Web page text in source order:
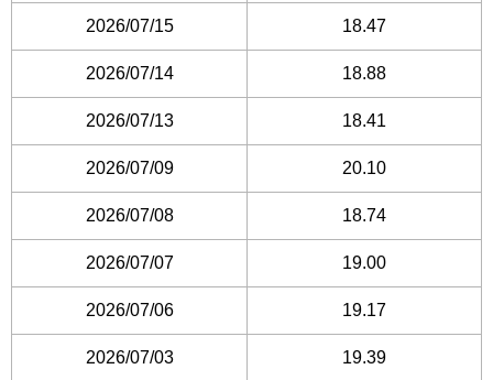
2026/07/15 18.47
2026/07/14 18.88
2026/07/13 18.41
2026/07/09 20.10
2026/07/08 18.74
2026/07/07 19.00
2026/07/06 19.17
2026/07/03 19.39